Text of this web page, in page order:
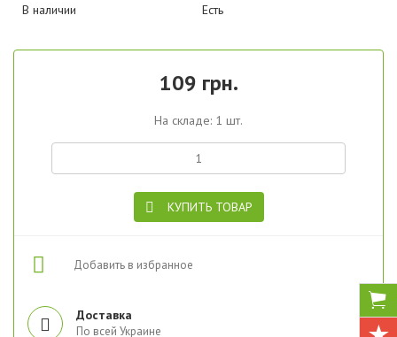
В наличии Есть
109 грн.
На складе: 1 шт.
КУПИТЬ ТОВАР
Добавить в избранное
Доставка
По всей Украине